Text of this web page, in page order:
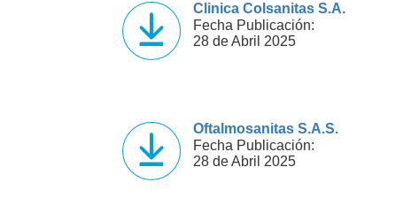
Clinica Colsanitas S.A.
Fecha Publicación:
28 de Abril 2025
Oftalmosanitas S.A.S.
Fecha Publicación:
28 de Abril 2025